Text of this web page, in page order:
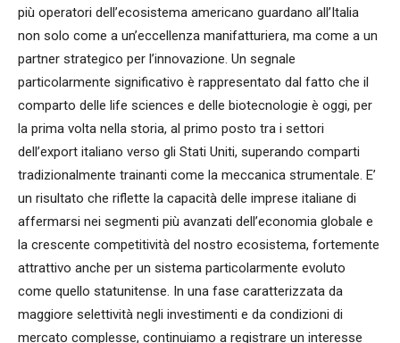
più operatori dell’ecosistema americano guardano all’Italia
non solo come a un’eccellenza manifatturiera, ma come a un
partner strategico per l’innovazione. Un segnale
particolarmente significativo è rappresentato dal fatto che il
comparto delle life sciences e delle biotecnologie è oggi, per
la prima volta nella storia, al primo posto tra i settori
dell’export italiano verso gli Stati Uniti, superando comparti
tradizionalmente trainanti come la meccanica strumentale. E’
un risultato che riflette la capacità delle imprese italiane di
affermarsi nei segmenti più avanzati dell’economia globale e
la crescente competitività del nostro ecosistema, fortemente
attrattivo anche per un sistema particolarmente evoluto
come quello statunitense. In una fase caratterizzata da
maggiore selettività negli investimenti e da condizioni di
mercato complesse, continuiamo a registrare un interesse